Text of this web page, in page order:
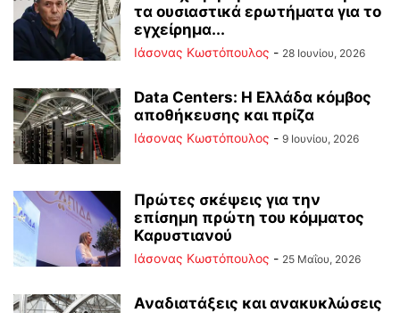
τα ουσιαστικά ερωτήματα για το
εγχείρημα...
Ιάσονας Κωστόπουλος - 28 Ιουνίου, 2026
Data Centers: Η Ελλάδα κόμβος
αποθήκευσης και πρίζα
Ιάσονας Κωστόπουλος - 9 Ιουνίου, 2026
Πρώτες σκέψεις για την
επίσημη πρώτη του κόμματος
Καρυστιανού
Ιάσονας Κωστόπουλος - 25 Μαΐου, 2026
Αναδιατάξεις και ανακυκλώσεις